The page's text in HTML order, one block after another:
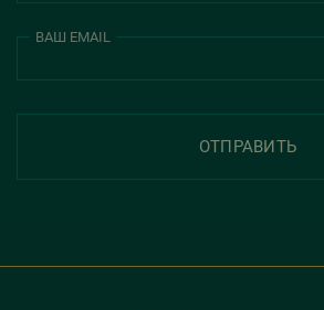
ВАШ EMAIL
ОТПРАВИТЬ